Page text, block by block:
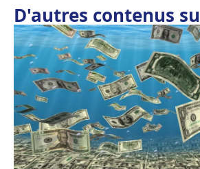
D'autres contenus